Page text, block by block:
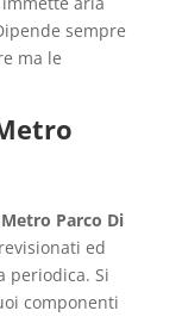
sempre
ma le
Parco Di
ed
periodica. Si
componenti